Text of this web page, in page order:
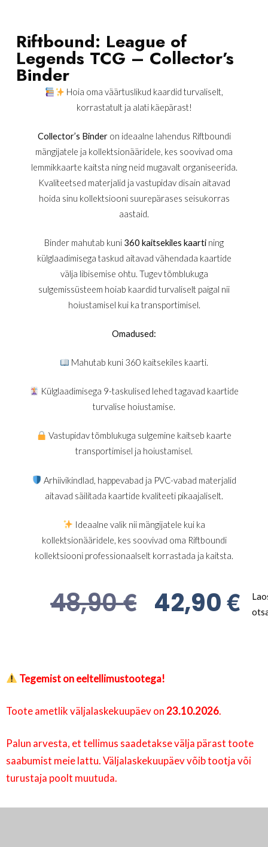
Riftbound: League of
Legends TCG – Collector’s
Binder
Hoia oma väärtuslikud kaardid turvaliselt,
korrastatult ja alati käepärast!
Collector’s Binderon ideaalne lahendus Riftboundi
mängijatele ja kollektsionääridele, kes soovivad oma
lemmikkaarte kaitsta ning neid mugavalt organiseerida.
Kvaliteetsed materjalid ja vastupidav disain aitavad
hoida sinu kollektsiooni suurepärases seisukorras
aastaid.
Binder mahutab kuni 360 kaitsekiles kaarti ning
külglaadimisega taskud aitavad vähendada kaartide
välja libisemise ohtu. Tugev tõmblukuga
sulgemissüsteem hoiab kaardid turvaliselt paigal nii
hoiustamisel kui ka transportimisel.
Omadused:
Mahutab kuni 360 kaitsekiles kaarti.
Külglaadimisega 9-taskulised lehed tagavad kaartide
turvalise hoiustamise.
Vastupidav tõmblukuga sulgemine kaitseb kaarte
transportimisel ja hoiustamisel.
Arhiivikindlad, happevabad ja PVC-vabad materjalid
aitavad säilitada kaartide kvaliteeti pikaajaliselt.
Ideaalne valik nii mängijatele kui ka
kollektsionääridele, kes soovivad oma Riftboundi
kollektsiooni professionaalselt korrastada ja kaitsta.
48,90€ 42,90€
Tegemist on eeltellimustootega!
Toote ametlik väljalaskekuupäev on23.10.2026.
Palun arvesta, et tellimus saadetakse välja pärast toote
saabumist meie lattu. Väljalaskekuupäev võib tootja või
turustaja poolt muutuda.